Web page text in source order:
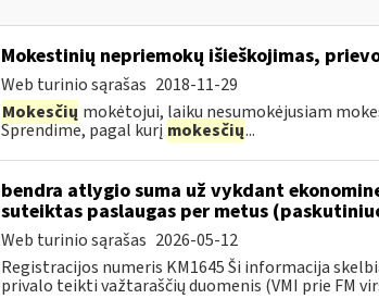
Mokestinių nepriemokų išieškojimas,
Web turinio sąrašas 2018-11-29
Mokesčių mokėtojui, laiku nesumokėjusiam
Sprendime, pagal kurį mokesčių...
bendra atlygio suma už vykdant
suteiktas paslaugas per metus
Web turinio sąrašas 2026-05-12
Registracijos numeris KM1645 Ši informacija
privalo teikti važtaraščių duomenis (VMI prie FM